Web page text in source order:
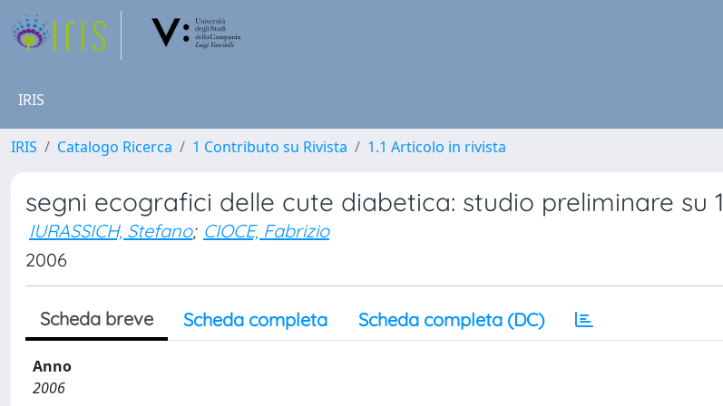
IRIS
IRIS Catalogo Ricerca 1 Contributo su Rivista 1.1 Articolo in rivista
segni ecografici delle cute diabetica: studio preliminare su
IURASSICH, Stefano; CIOCE, Fabrizio
2006
Scheda breve Scheda completa Scheda completa (DC)
Anno
2006